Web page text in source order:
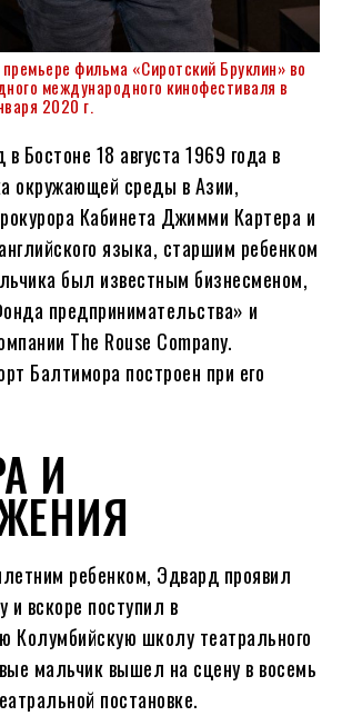
фильма «Сиротский Бруклин» во
международного кинофестиваля в
2020 г.
Бостоне 18 августа 1969 года в
окружающей среды в Азии,
Кабинета Джимми Картера и
языка, старшим ребенком
был известным бизнесменом,
предпринимательства» и
The Rouse Company.
Балтимора построен при его
И
ребенком, Эдвард проявил
и вскоре поступил в
Колумбийскую школу театрального
мальчик вышел на сцену в восемь
постановке.